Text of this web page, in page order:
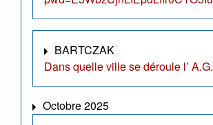
BARTCZAK
Dans quelle ville se déroule l’
Octobre 2025